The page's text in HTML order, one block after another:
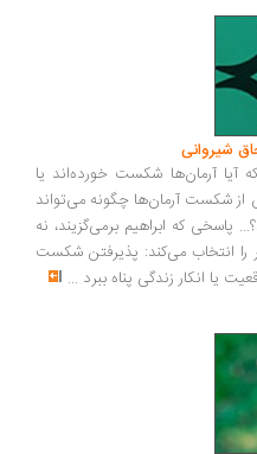
شیروانی
آرمان‌ها شکست خورده‌اند یا
شکست آرمان‌ها چگونه می‌تواند
که ابراهیم برمی‌گزیند، نه
را انتخاب می‌کند: پذیرفتن شکست
یا انکار زندگی پناه ببرد ...